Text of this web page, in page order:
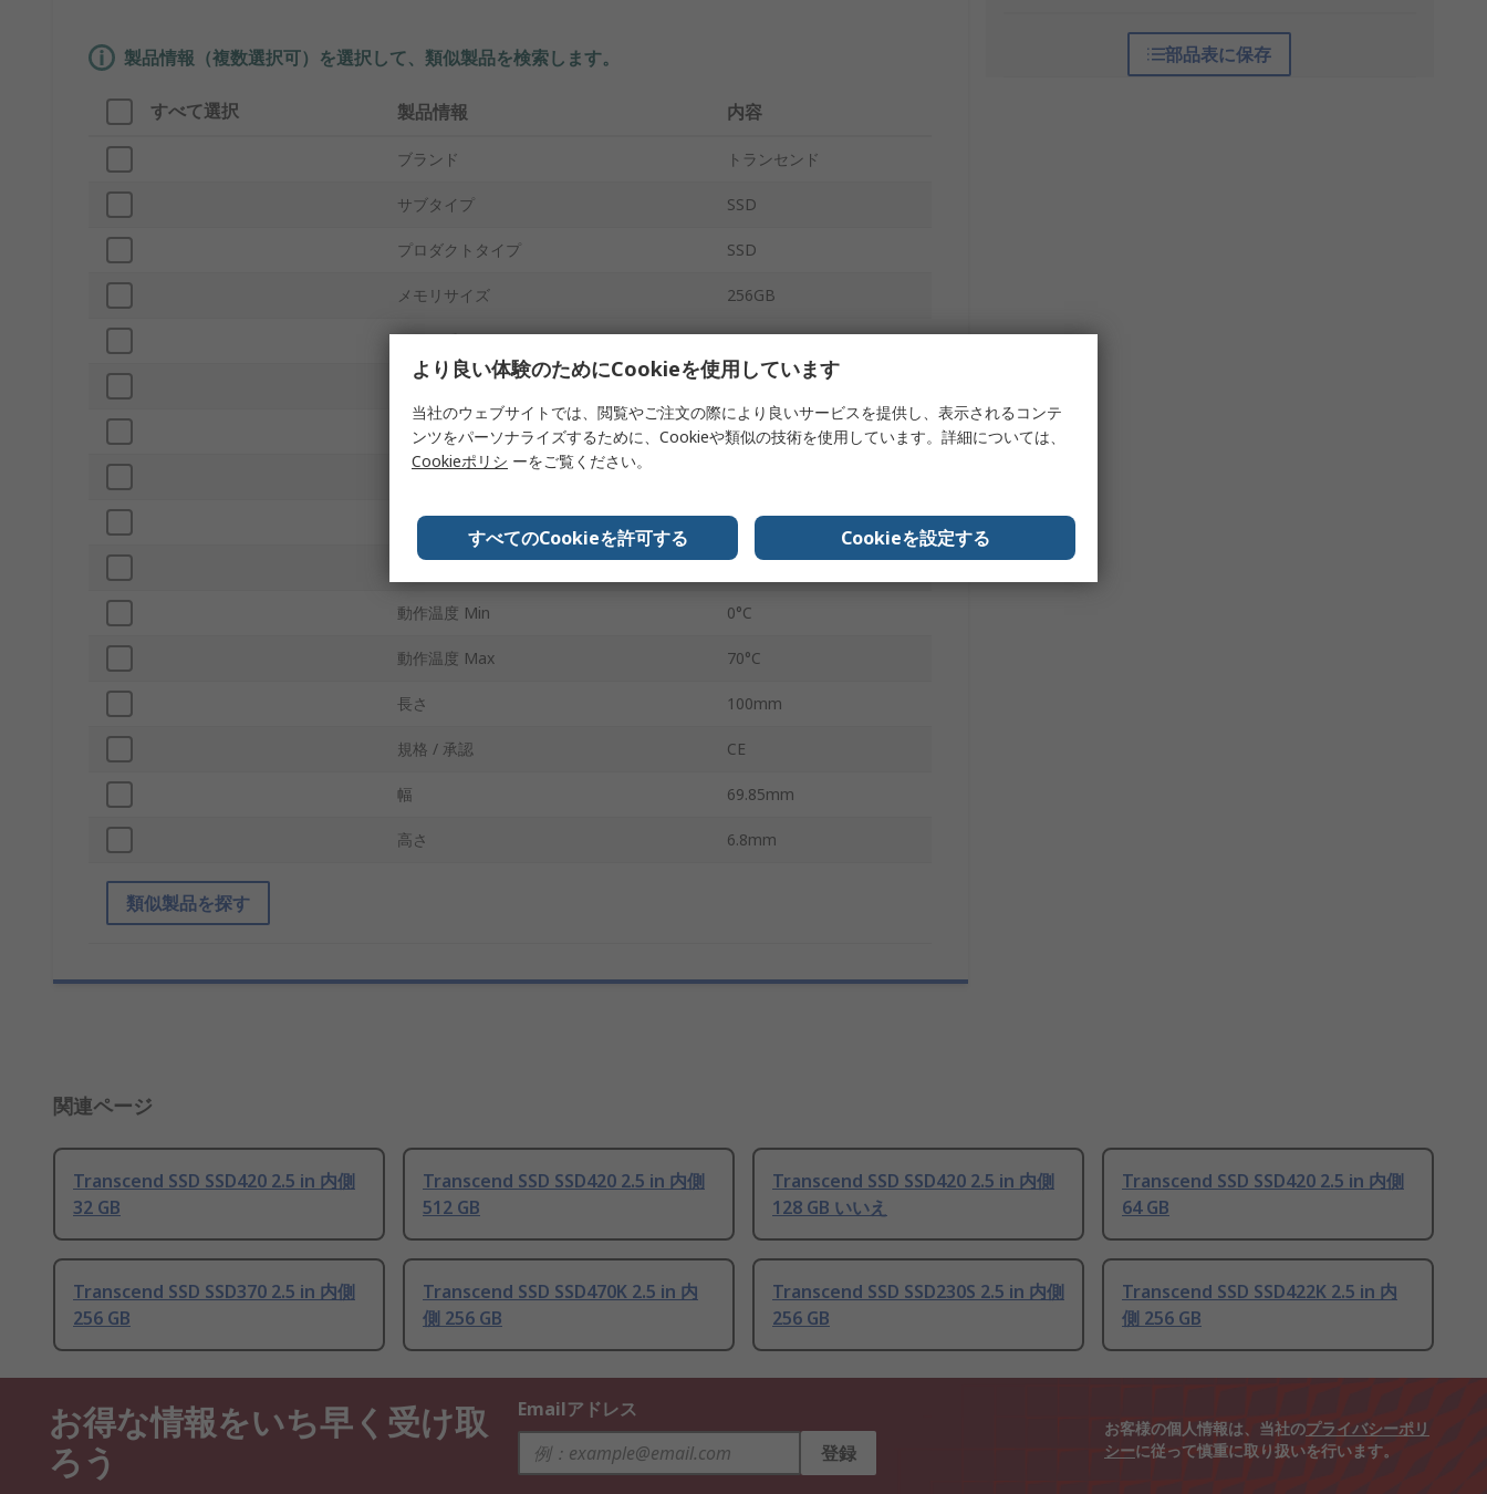
部品表に保存
製品情報（複数選択可）を選択して、類似製品を検索します。
すべて選択 製品情報 内容
ブランド トランセンド
サブタイプ SSD
プロダクトタイプ SSD
メモリサイズ 256GB
モデル番号 SSD420
内部/外部 内側
フォームファクタ 2.5 in
NANDタイプ MLC
動作温度 Min 0°C
動作温度 Max 70°C
長さ 100mm
規格 / 承認 CE
幅 69.85mm
高さ 6.8mm
類似製品を探す
関連ページ
Transcend SSD SSD420 2.5 in 内側
32 GB
Transcend SSD SSD420 2.5 in 内側
512 GB
Transcend SSD SSD420 2.5 in 内側
128 GB いいえ
Transcend SSD SSD420 2.5 in 内側
64 GB
Transcend SSD SSD370 2.5 in 内側
256 GB
Transcend SSD SSD470K 2.5 in 内
側 256 GB
Transcend SSD SSD230S 2.5 in 内側
256 GB
Transcend SSD SSD422K 2.5 in 内
側 256 GB
お得な情報をいち早く受け取
ろう
Emailアドレス
登録
お客様の個人情報は、当社のプライバシーポリ
シーに従って慎重に取り扱いを行います。
より良い体験のためにCookieを使用しています
当社のウェブサイトでは、閲覧やご注文の際により良いサービスを提供し、表示されるコンテ
ンツをパーソナライズするために、Cookieや類似の技術を使用しています。詳細については、
Cookieポリシ ーをご覧ください。
すべてのCookieを許可する Cookieを設定する